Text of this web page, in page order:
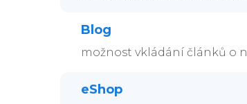
Blog
možnost vkládání článků o
eShop